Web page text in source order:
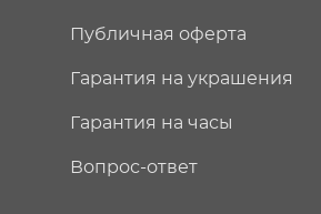
Публичная оферта
Гарантия на украшения
Гарантия на часы
Вопрос-ответ